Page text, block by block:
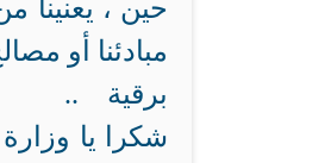
حين ، يعنينا
مبادئنا أو
برقية ..
شكرا يا